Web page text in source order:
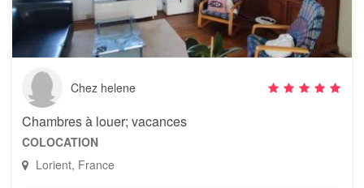
Chez helene
Chambres à louer; vacances
COLOCATION
Lorient, France